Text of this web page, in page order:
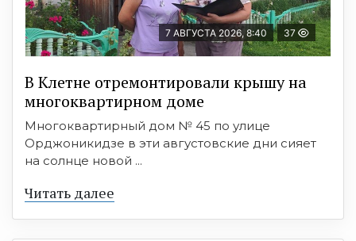
7 АВГУСТА 2026, 8:40 37
В Клетне отремонтировали крышу на
многоквартирном доме
Многоквартирный дом № 45 по улице
Орджоникидзе в эти августовские дни сияет
на солнце новой ...
Читать далее